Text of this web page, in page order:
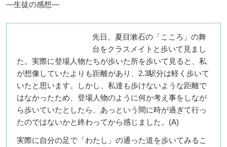
―生徒の感想―
先日、夏目漱石の「こころ」の舞
台をクラスメイトと歩いて見まし
た。実際に登場人物たちが歩いた所を歩いて見ると、私
が想像していたよりも距離があり、2.3駅分は軽く歩いて
いたと思います。しかし、私達も歩けないような距離で
はなかったため、登場人物のように何か考え事をしなが
ら歩いていたとしたら、あっという間に時が過ぎて行っ
たのではないかと終わってから感じました。(A)
実際に自分の足で「わたし」の通った道を歩いてみるこ